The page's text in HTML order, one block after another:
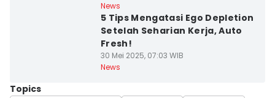
News
5 Tips Mengatasi Ego Depletion
Setelah Seharian Kerja, Auto
Fresh!
30 Mei 2025, 07:03 WIB
News
Topics